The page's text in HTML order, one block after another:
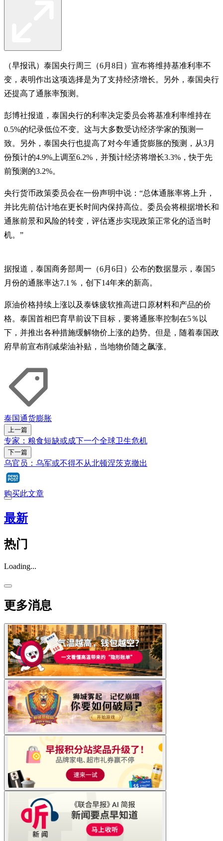
（早报讯）泰国央行周三（6月8日）宣布将维持基准利率不
变，表明作出这项选择是为了支持经济增长。另外，泰国央行
还提高了通胀率预测。
彭博社报道，泰国央行的利率决定委员会将基准利率维持在
0.5%的纪录低位不变。这与大多数受访经济学家的预测一
致。另外，泰国央行也提高了对今年通货膨胀的预测，从3月
份预计的4.9%上调至6.2%，并预计经济将增长3.3%，快于先
前预测的3.2%。
央行货币政策委员会在一份声明中说：“总体通胀率将上升，
并比先前估计地在更长时间内保持高位。委员会将根据增长和
通胀前景和风险的转变，评估逐步实现政策正常化的适当时
机。”
据报道，泰国商务部周一（6月6日）公布的数据显示，泰国5
月份的通胀率达7.1％，创下14年来的新高。
原油价格持续上涨以及泰铢疲软推高进口原材料和产品的价
格。泰国首相巴育早前设下目标，要将通胀率控制在5％以
下，并推出各种措施缓解物价上涨的趋势。但是，随着泰国政
府早前宣布削减柴油补贴，当地物价随之飙涨。
泰国通货膨胀
上一篇
专家：粮食短缺或成下一个全球卫生危机
下一篇
乌官员：乌军或不得不从北顿涅茨克撤出
购买此文章
最新
热门
Loading...
更多消息